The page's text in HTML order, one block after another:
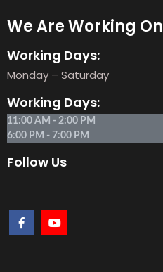
We Are Working On
Working Days:
Monday – Saturday
Working Days:
11:00 AM - 2:00 PM
6:00 PM - 7:00 PM
Follow Us